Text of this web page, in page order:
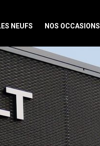
NEUFS NOS OCCASIONS